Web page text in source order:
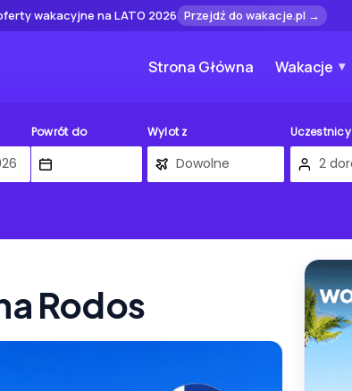
wakacyjne na LATO 2026 Przejdź do wakacje.pl →
Strona Główna Wakacje
Powrót do Wylot z Uczestnicy
Rodos